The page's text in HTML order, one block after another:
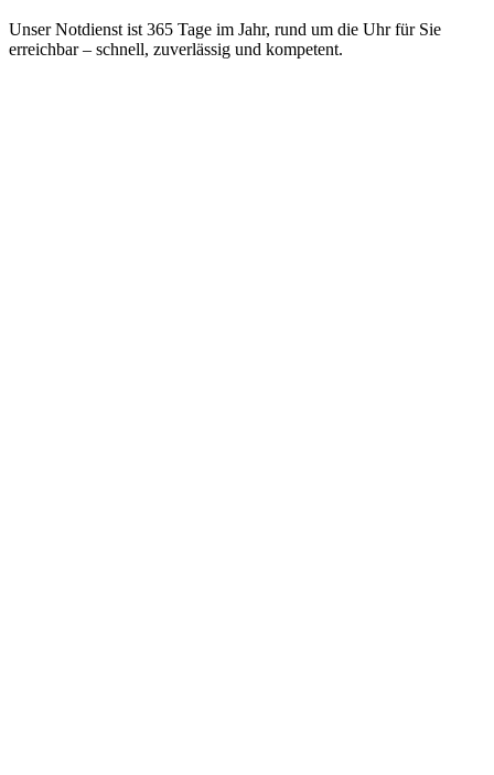
Unser Notdienst ist 365 Tage im Jahr, rund um die Uhr für Sie
erreichbar – schnell, zuverlässig und kompetent.